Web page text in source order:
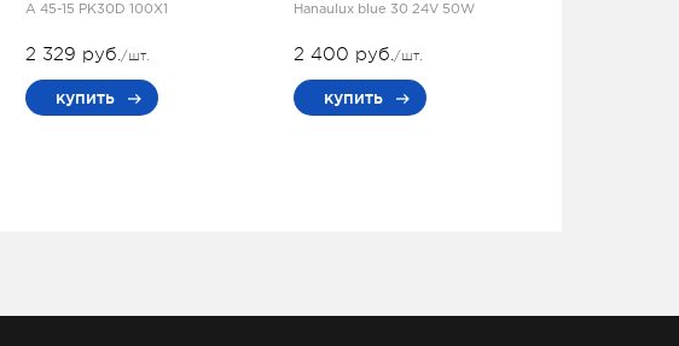
A 45-15 PK30D 100X1
2 329 руб./шт.
купить
Hanaulux blue 30 24V 50W
2 400 руб./шт.
купить